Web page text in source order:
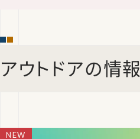
アウトドアの情報